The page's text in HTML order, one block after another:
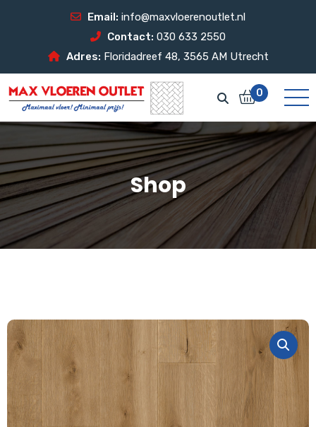
Email: info@maxvloerenoutlet.nl
Contact: 030 633 2550
Adres: Floridadreef 48, 3565 AM Utrecht
0
Shop